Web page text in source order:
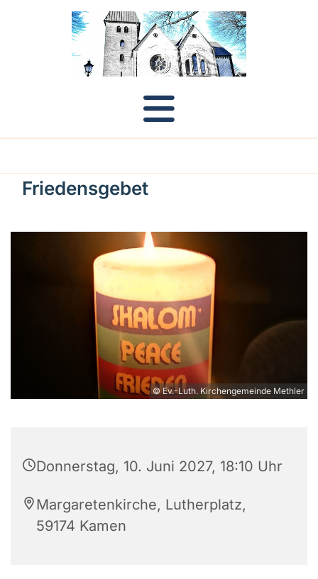
Friedensgebet
© Ev.-Luth. Kirchengemeinde Methler
Donnerstag, 10. Juni 2027, 18:10 Uhr
Margaretenkirche, Lutherplatz,
59174 Kamen